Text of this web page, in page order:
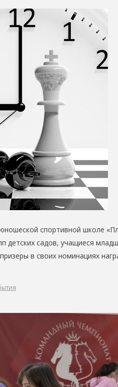
спортивной школе
детских садов, учащиеся
в своих номинациях